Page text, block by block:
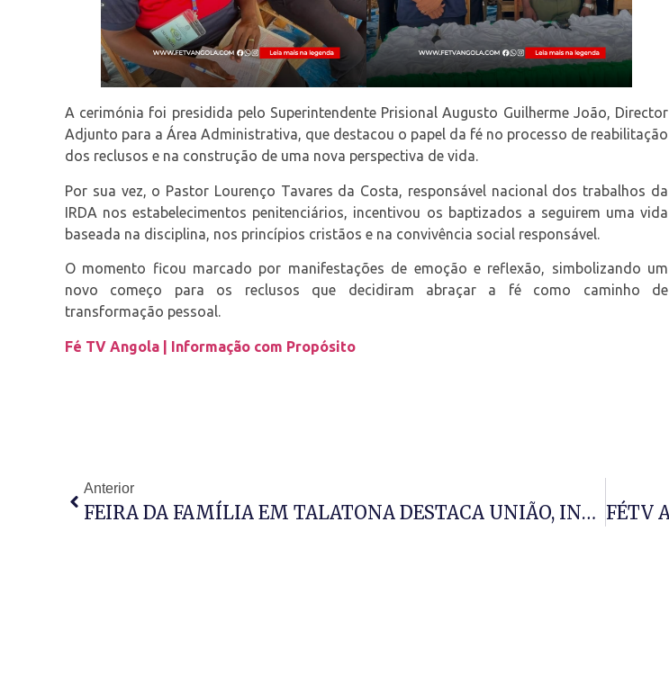
A cerimónia foi presidida pelo Superintendente Prisional Augusto Guilherme João, Director
Adjunto para a Área Administrativa, que destacou o papel da fé no processo de reabilitação
dos reclusos e na construção de uma nova perspectiva de vida.
Por sua vez, o Pastor Lourenço Tavares da Costa, responsável nacional dos trabalhos da
IRDA nos estabelecimentos penitenciários, incentivou os baptizados a seguirem uma vida
baseada na disciplina, nos princípios cristãos e na convivência social responsável.
O momento ficou marcado por manifestações de emoção e reflexão, simbolizando um
novo começo para os reclusos que decidiram abraçar a fé como caminho de
transformação pessoal.
Fé TV Angola | Informação com Propósito
Anterior
FEIRA DA FAMÍLIA EM TALATONA DESTACA UNIÃO, INCLUSÃO